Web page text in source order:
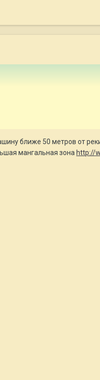
ближе 50 метров от
мангальная зона http://